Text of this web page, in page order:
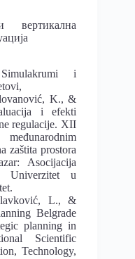
вертикална
i
K., &
i efekti
regulacije. XII
zaštita prostora
Asocijacija
Univerzitet u
L., &
Belgrade
planning in
Scientific
Technology,